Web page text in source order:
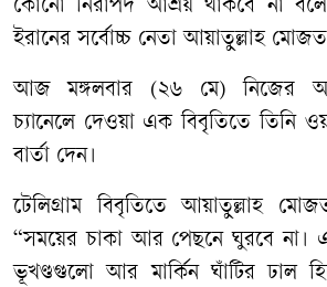
কোনো নিরাপদ আশ্রয় থাকবে না বলে
ইরানের সর্বোচ্চ নেতা আয়াতুল্লাহ
​আজ মঙ্গলবার (২৬ মে) নিজের
চ্যানেলে দেওয়া এক বিবৃতিতে তিনি
বার্তা দেন।
​টেলিগ্রাম বিবৃতিতে আয়াতুল্লাহ
“সময়ের চাকা আর পেছনে ঘুরবে না।
ভূখণ্ডগুলো আর মার্কিন ঘাঁটির ঢাল